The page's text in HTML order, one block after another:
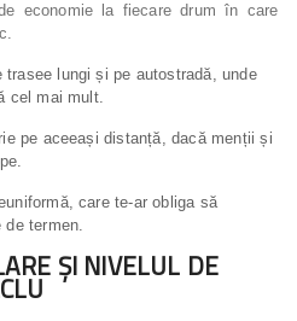
economie la fiecare drum în care
lungi și pe autostradă, unde
cel mai mult.
pe aceeași distanță, dacă menții și
care te-ar obliga să
termen.
ȘI NIVELUL DE